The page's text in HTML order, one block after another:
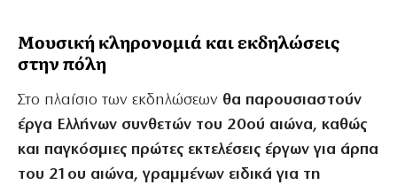
Μουσική κληρονομιά και εκδηλώσεις
στην πόλη
Στο πλαίσιο των εκδηλώσεων θα παρουσιαστούν
έργα Ελλήνων συνθετών του 20ού αιώνα, καθώς
και παγκόσμιες πρώτες εκτελέσεις έργων για άρπα
του 21ου αιώνα, γραμμένων ειδικά για τη